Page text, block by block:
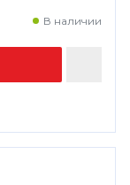
В наличии